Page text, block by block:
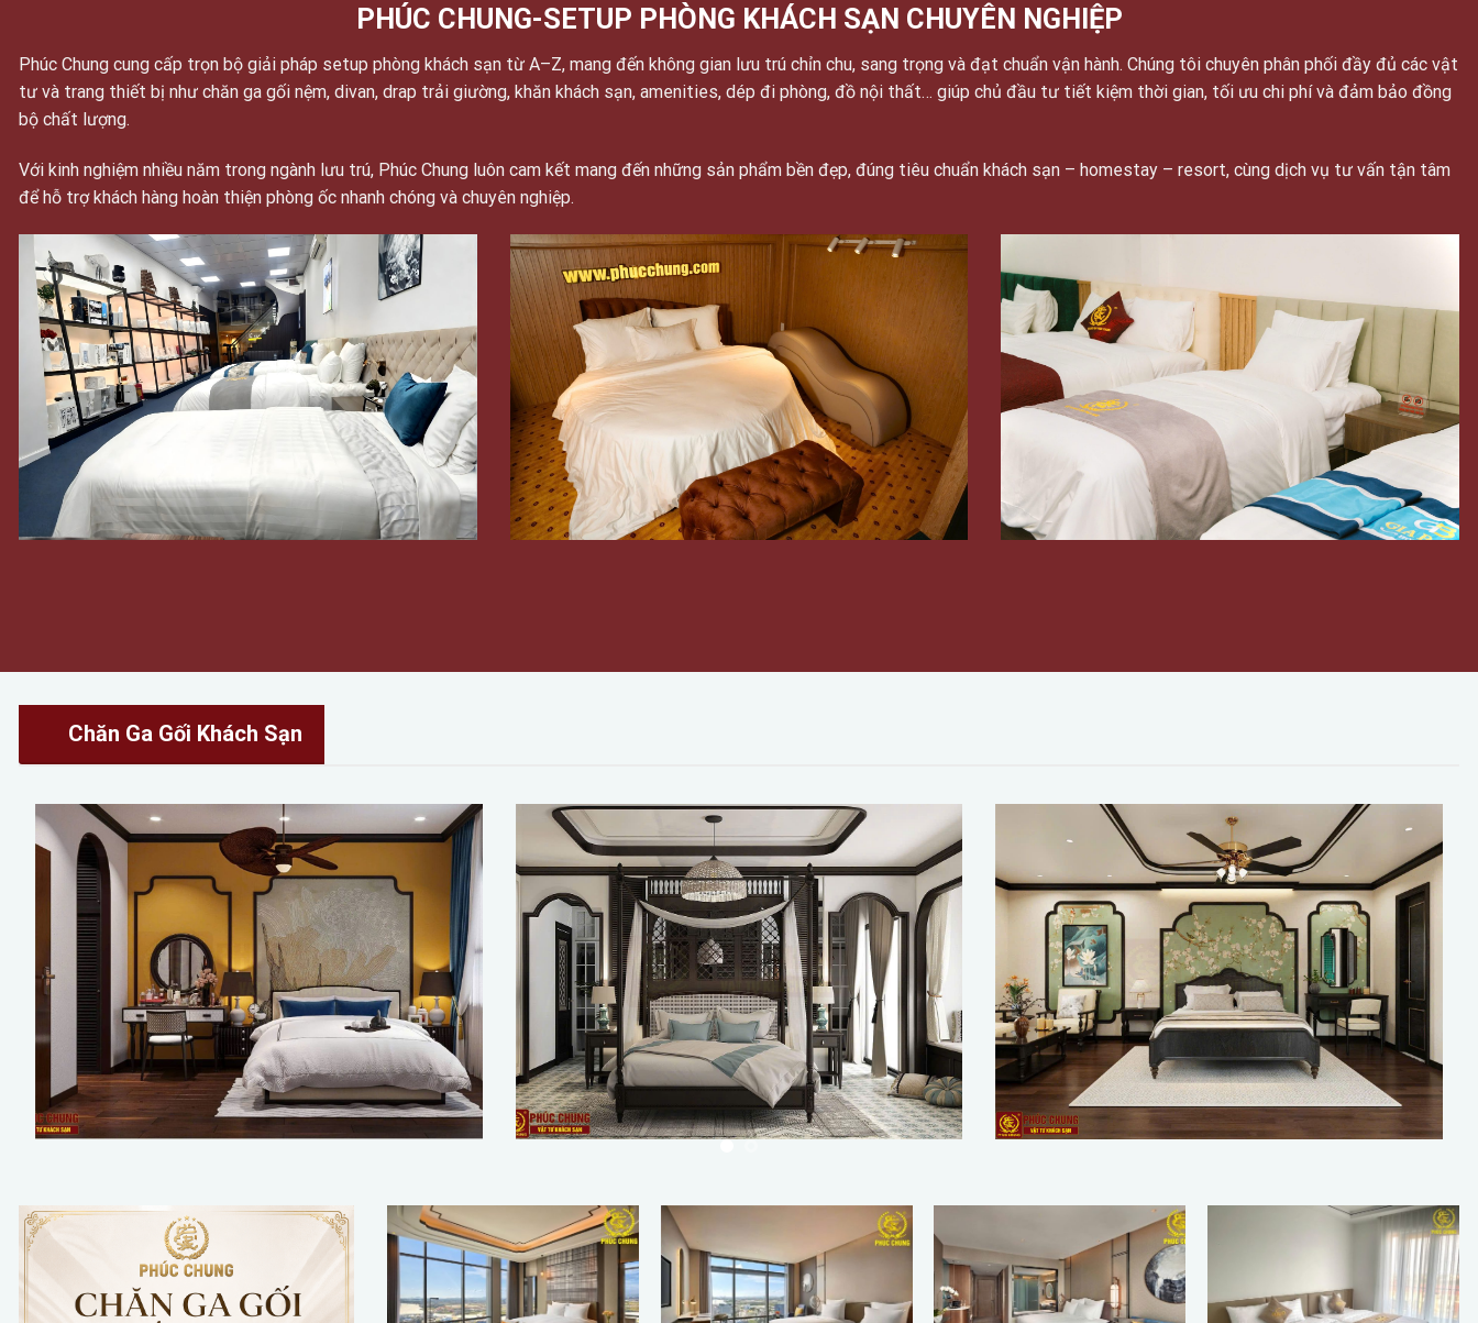
PHÚC CHUNG-SETUP PHÒNG KHÁCH SẠN CHUYÊN NGHIỆP
Phúc Chung cung cấp trọn bộ giải pháp setup phòng khách sạn từ A–Z, mang đến không gian lưu trú chỉn chu, sang trọng và đạt chuẩn vận hành. Chúng tôi chuyên phân phối đầy đủ các vật
tư và trang thiết bị như chăn ga gối nệm, divan, drap trải giường, khăn khách sạn, amenities, dép đi phòng, đồ nội thất… giúp chủ đầu tư tiết kiệm thời gian, tối ưu chi phí và đảm bảo đồng
bộ chất lượng.
Với kinh nghiệm nhiều năm trong ngành lưu trú, Phúc Chung luôn cam kết mang đến những sản phẩm bền đẹp, đúng tiêu chuẩn khách sạn – homestay – resort, cùng dịch vụ tư vấn tận tâm
để hỗ trợ khách hàng hoàn thiện phòng ốc nhanh chóng và chuyên nghiệp.
Chăn Ga Gối Khách Sạn